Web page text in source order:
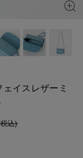
ェイスレザーミ
込)